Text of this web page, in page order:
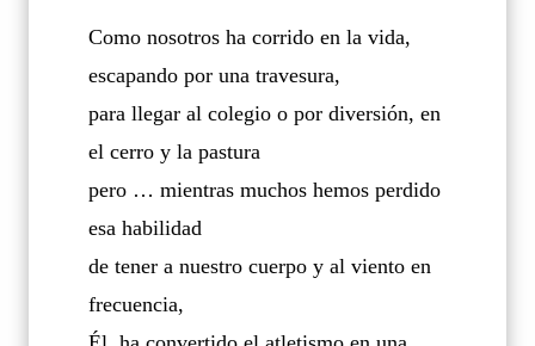
Como nosotros ha corrido en la vida,
escapando por una travesura,
para llegar al colegio o por diversión, en
el cerro y la pastura
pero … mientras muchos hemos perdido
esa habilidad
de tener a nuestro cuerpo y al viento en
frecuencia,